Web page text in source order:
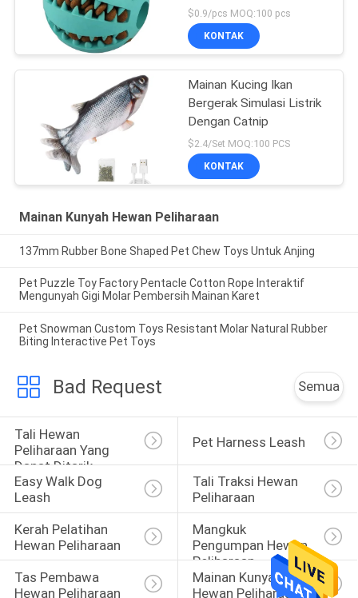
$0.9/pcs MOQ:100 pcs
KONTAK
Mainan Kucing Ikan
Bergerak Simulasi Listrik
Dengan Catnip
$2.4/Set MOQ:100 PCS
KONTAK
Mainan Kunyah Hewan Peliharaan
137mm Rubber Bone Shaped Pet Chew Toys Untuk Anjing
Pet Puzzle Toy Factory Pentacle Cotton Rope Interaktif
Mengunyah Gigi Molar Pembersih Mainan Karet
Pet Snowman Custom Toys Resistant Molar Natural Rubber
Biting Interactive Pet Toys
Bad Request Semua
Tali Hewan
Peliharaan Yang
Dapat Ditarik
Pet Harness Leash
Easy Walk Dog
Leash
Tali Traksi Hewan
Peliharaan
Kerah Pelatihan
Hewan Peliharaan
Mangkuk
Pengumpan Hewan
Peliharaan
Tas Pembawa
Hewan Peliharaan
Mainan Kunyah
Hewan Peliharaan